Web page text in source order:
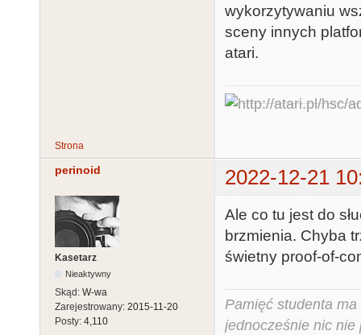
wykorzytywaniu
sceny innych
atari.
Strona
perinoid 2022-12-21
Kasetarz
Nieaktywny
Skąd: W-wa
Zarejestrowany: 2015-11-20
Posty: 4,110
Ale co tu jest do
brzmienia. Chyba
świetny proof-of-
Pamięć studenta
jednocześnie nic nie